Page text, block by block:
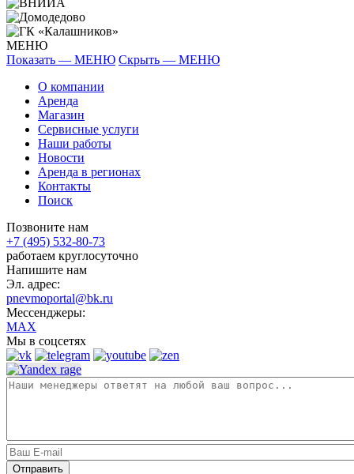
МЕНЮ
Показать — МЕНЮ Скрыть — МЕНЮ
О компании
Аренда
Магазин
Сервисные услуги
Наши работы
Новости
Аренда в регионах
Контакты
Поиск
Позвоните нам
+7 (495) 532-80-73
работаем круглосуточно
Напишите нам
Эл. адрес:
pnevmoportal@bk.ru
Мессенджеры:
MAX
Мы в соцсетях